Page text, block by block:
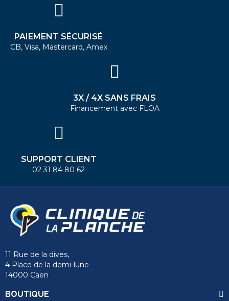
PAIEMENT SÉCURISÉ
CB, Visa, Mastercard, Amex
3X / 4X SANS FRAIS
Financement avec FLOA
SUPPORT CLIENT
02 31 84 80 62
11 Rue de la dives,
4 Place de la demi-lune
14000 Caen
BOUTIQUE